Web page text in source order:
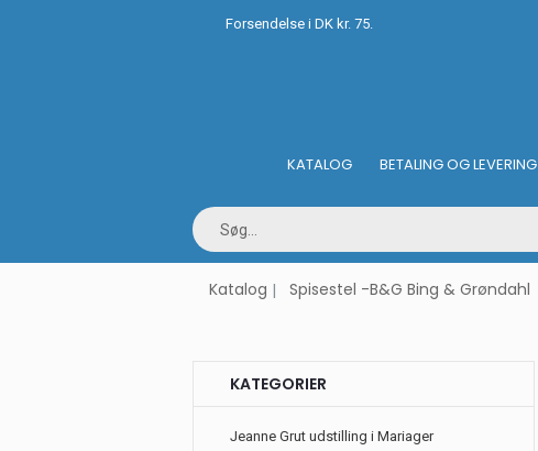
Forsendelse i DK kr. 75.
KATALOG BETALING OG LEVERING
Katalog Spisestel -B&G Bing & Grøndahl
KATEGORIER
Jeanne Grut udstilling i Mariager